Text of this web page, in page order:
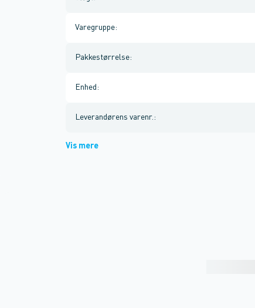
Varegruppe:
Pakkestørrelse:
Enhed :
Leverandørens varenr. :
Vis mere